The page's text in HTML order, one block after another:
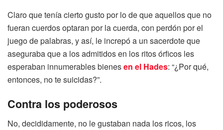
Claro que tenía cierto gusto por lo de que aquellos que no
fueran cuerdos optaran por la cuerda, con perdón por el
juego de palabras, y así, le increpó a un sacerdote que
aseguraba que a los admitidos en los ritos órficos les
esperaban innumerables bienesen el Hades: “¿Por qué,
entonces, no te suicidas?”.
Contra los poderosos
No, decididamente, no le gustaban nada los ricos, los